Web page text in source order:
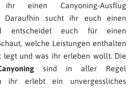
einen Canyoning-Ausflug
Daraufhin sucht ihr euch einen
entscheidet euch für einen
welche Leistungen enthalten
legt und was ihr erleben wollt. Die
sind in aller Regel
ihr erlebt ein unvergessliches